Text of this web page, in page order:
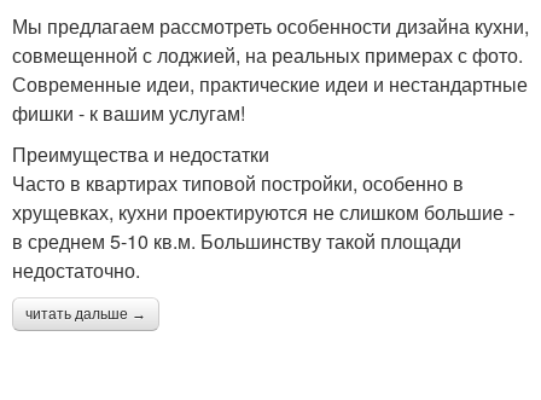
Мы предлагаем рассмотреть особенности дизайна кухни,
совмещенной с лоджией, на реальных примерах с фото.
Современные идеи, практические идеи и нестандартные
фишки - к вашим услугам!
Преимущества и недостатки
Часто в квартирах типовой постройки, особенно в
хрущевках, кухни проектируются не слишком большие -
в среднем 5-10 кв.м. Большинству такой площади
недостаточно.
читать дальше →